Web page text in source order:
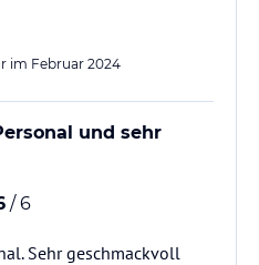
im Februar 2024
und sehr
/ 6
Sehr geschmackvoll